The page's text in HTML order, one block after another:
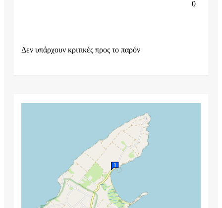
0
Δεν υπάρχουν κριτικές προς το παρόν